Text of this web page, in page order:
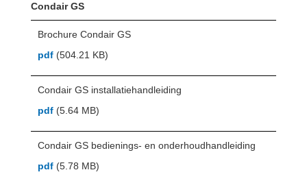
Condair GS
Brochure Condair GS
pdf (504.21 KB)
Condair GS installatiehandleiding
pdf (5.64 MB)
Condair GS bedienings- en onderhoudhandleiding
pdf (5.78 MB)